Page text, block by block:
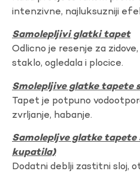
intenzivne, najluksuzniji
Samolepljivi glatki tapet
Odlicno je resenje za
staklo, ogledala i plocice.
Smolepljive glatke tapete
Tapet je potpuno
zvrljanje, habanje.
Samolepljve glatke
kupatila)
Dodatni deblji zastitni sloj,